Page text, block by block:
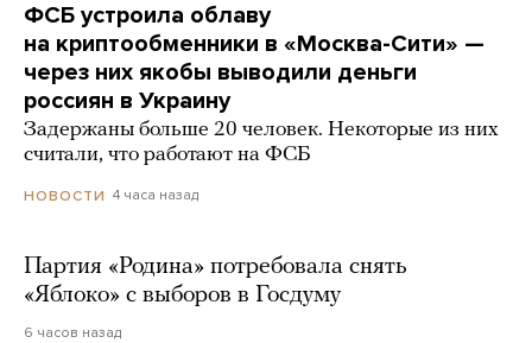
ФСБ устроила облаву
на криптообменники в «Москва-Сити» —
через них якобы выводили деньги
россиян в Украину
Задержаны больше 20 человек. Некоторые из них
считали, что работают на ФСБ
НОВОСТИ 4 часа назад
Партия «Родина» потребовала снять
«Яблоко» с выборов в Госдуму
6 часов назад